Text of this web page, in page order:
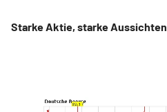
Starke Aktie, starke Aussichten